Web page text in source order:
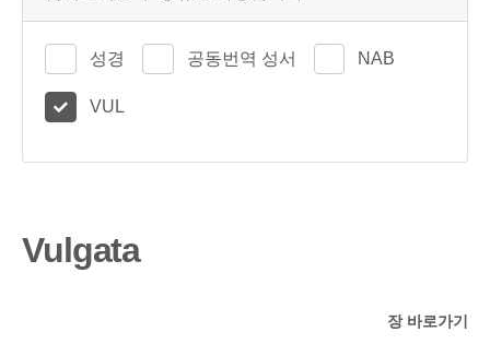
성경 공동번역 성서 NAB
VUL
Vulgata
장 바로가기